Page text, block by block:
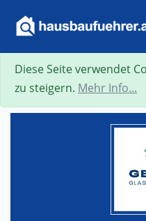
Suche Neue
Diese Seite verwendet
zu steigern. Mehr Info...